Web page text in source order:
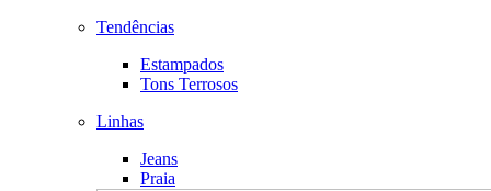
Tendências
Estampados
Tons Terrosos
Linhas
Jeans
Praia